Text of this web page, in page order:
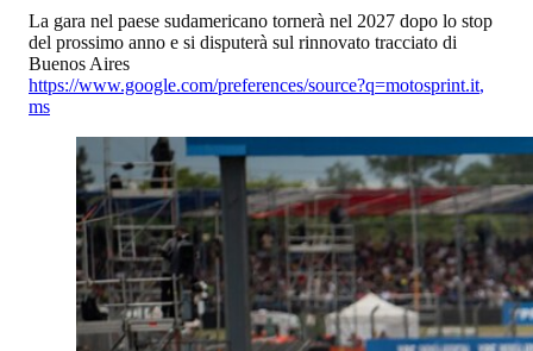
La gara nel paese sudamericano tornerà nel 2027 dopo lo stop
del prossimo anno e si disputerà sul rinnovato tracciato di
Buenos Aires
https://www.google.com/preferences/source?q=motosprint.it,
ms